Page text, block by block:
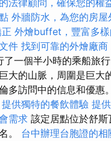
法律顧問，確保您的權
外牆防水，為您的房
外燴buffet，豐富多
件 找到可靠的外燴廠
了一個半小時的乘船旅
大的山脈，周圍是巨大
多訪問中的信息和優惠。
供獨特的餐飲體驗 提
需求 該定居點位於舒斯
。 台中辦理台胞證的相